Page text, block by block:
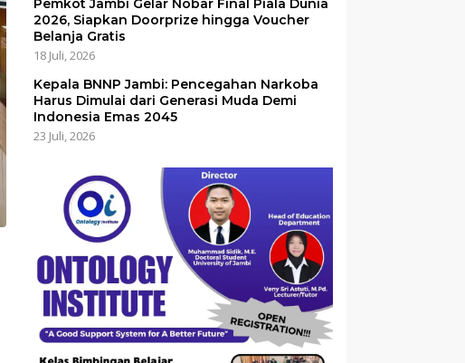
Pemkot Jambi Gelar Nobar Final Piala Dunia
2026, Siapkan Doorprize hingga Voucher
Belanja Gratis
18 Juli, 2026
Kepala BNNP Jambi: Pencegahan Narkoba
Harus Dimulai dari Generasi Muda Demi
Indonesia Emas 2045
23 Juli, 2026